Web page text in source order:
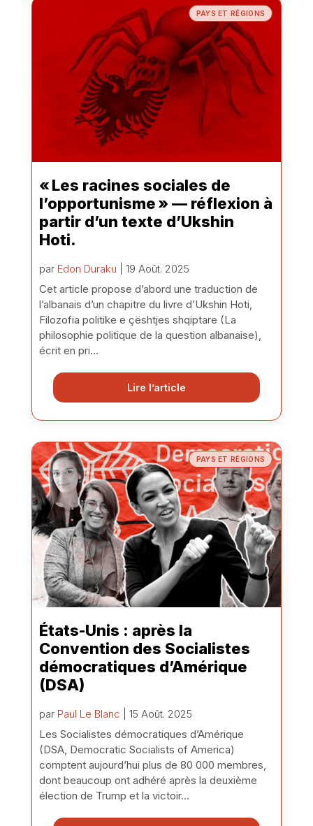
PAYS ET RÉGIONS
« Les racines sociales de
l’opportunisme » — réflexion à
partir d’un texte d’Ukshin
Hoti.
par Edon Duraku | 19 Août. 2025
Cet article propose d’abord une traduction de
l’albanais d’un chapitre du livre d’Ukshin Hoti,
Filozofia politike e çështjes shqiptare (La
philosophie politique de la question albanaise),
écrit en pri...
Lire l’article
PAYS ET RÉGIONS
États-Unis : après la
Convention des Socialistes
démocratiques d’Amérique
(DSA)
par Paul Le Blanc | 15 Août. 2025
Les Socialistes démocratiques d’Amérique
(DSA, Democratic Socialists of America)
comptent aujourd’hui plus de 80 000 membres,
dont beaucoup ont adhéré après la deuxième
élection de Trump et la victoir...